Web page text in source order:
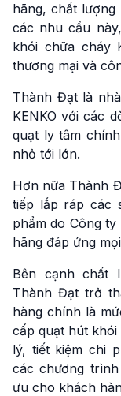
hãng, chất
các nhu cầu
khói chữa cháy
thương mại và
Thành Đạt là
KENKO với các
quạt ly tâm
nhỏ tới lớn.
Hơn nữa Thành
tiếp lắp ráp các
phẩm do Công
hãng đáp ứng
Bên cạnh chất
Thành Đạt trở
hàng chính là
cấp quạt hút khói
lý, tiết kiệm chi
các chương
ưu cho khách